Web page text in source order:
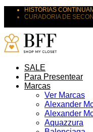
HISTÓRIAS
CURADORIA DE
SALE
Para Presentear
Marcas
Ver Marcas
Alexander
Alexander
Aquazzura